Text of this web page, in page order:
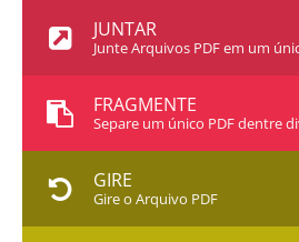
JUNTAR
Junte Arquivos PDF em um
FRAGMENTE
Separe um único PDF dentre
GIRE
Gire o Arquivo PDF